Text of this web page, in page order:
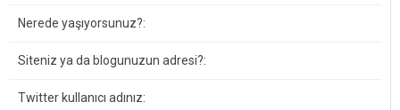
Nerede yaşıyorsunuz?:
Siteniz ya da blogunuzun adresi?:
Twitter kullanıcı adınız: